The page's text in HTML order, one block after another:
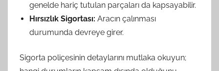
genelde hariç tutulan parçaları da kapsayabilir.
Hırsızlık Sigortası: Aracın çalınması
durumunda devreye girer.
Sigorta poliçesinin detaylarını mutlaka okuyun;